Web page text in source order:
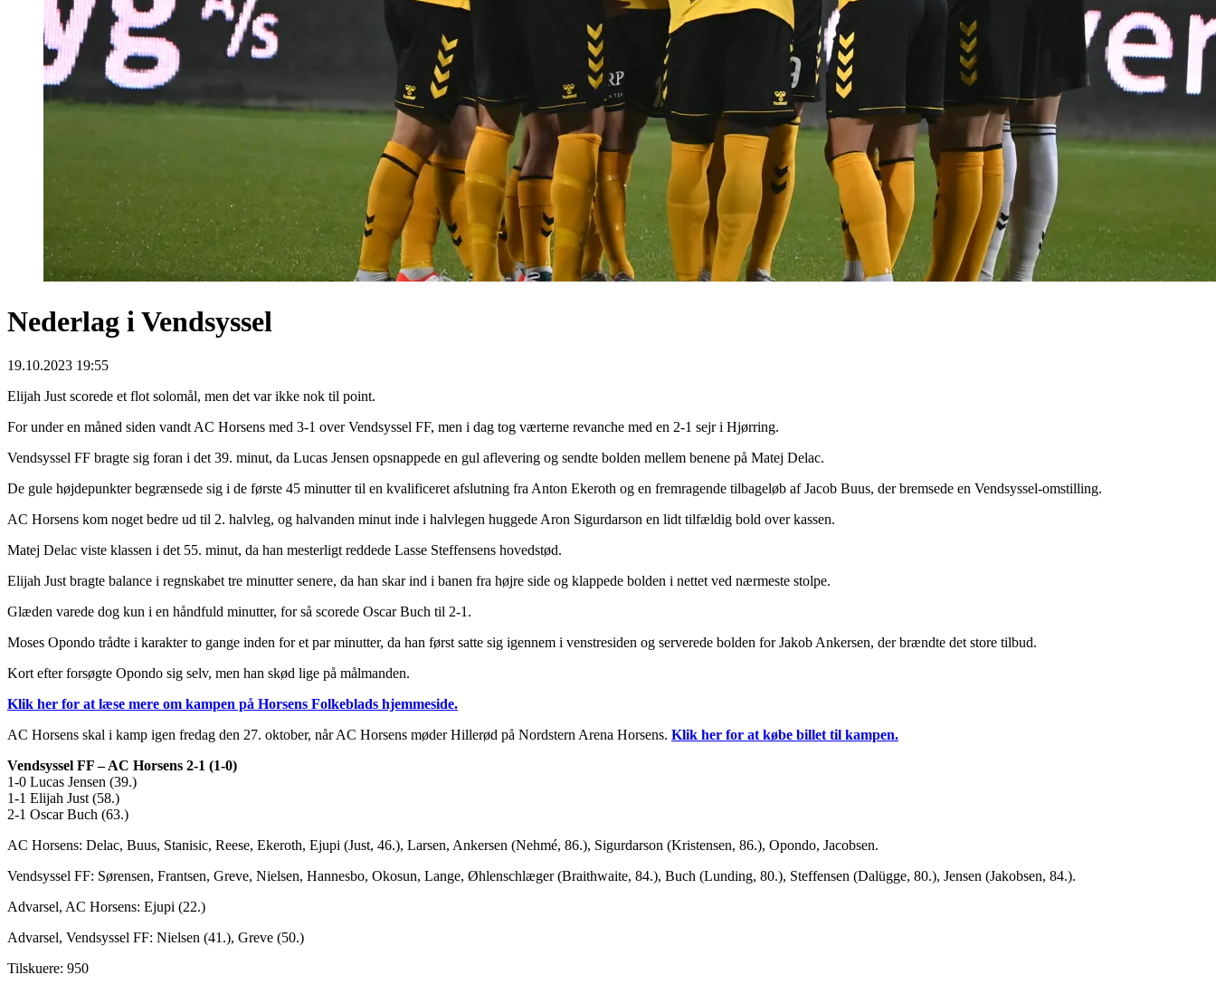
Nederlag i Vendsyssel
19.10.2023 19:55
Elijah Just scorede et flot solomål, men det var ikke nok til point.
For under en måned siden vandt AC Horsens med 3-1 over Vendsyssel FF, men i dag tog værterne revanche med en 2-1 sejr i Hjørring.
Vendsyssel FF bragte sig foran i det 39. minut, da Lucas Jensen opsnappede en gul aflevering og sendte bolden mellem benene på Matej Delac.
De gule højdepunkter begrænsede sig i de første 45 minutter til en kvalificeret afslutning fra Anton Ekeroth og en fremragende tilbageløb af Jacob Buus, der bremsede en Vendsyssel-omstilling.
AC Horsens kom noget bedre ud til 2. halvleg, og halvanden minut inde i halvlegen huggede Aron Sigurdarson en lidt tilfældig bold over kassen.
Matej Delac viste klassen i det 55. minut, da han mesterligt reddede Lasse Steffensens hovedstød.
Elijah Just bragte balance i regnskabet tre minutter senere, da han skar ind i banen fra højre side og klappede bolden i nettet ved nærmeste stolpe.
Glæden varede dog kun i en håndfuld minutter, for så scorede Oscar Buch til 2-1.
Moses Opondo trådte i karakter to gange inden for et par minutter, da han først satte sig igennem i venstresiden og serverede bolden for Jakob Ankersen, der brændte det store tilbud.
Kort efter forsøgte Opondo sig selv, men han skød lige på målmanden.
Klik her for at læse mere om kampen på Horsens Folkeblads hjemmeside.
AC Horsens skal i kamp igen fredag den 27. oktober, når AC Horsens møder Hillerød på Nordstern Arena Horsens. Klik her for at købe billet til kampen.
Vendsyssel FF – AC Horsens 2-1 (1-0)
1-0 Lucas Jensen (39.)
1-1 Elijah Just (58.)
2-1 Oscar Buch (63.)
AC Horsens: Delac, Buus, Stanisic, Reese, Ekeroth, Ejupi (Just, 46.), Larsen, Ankersen (Nehmé, 86.), Sigurdarson (Kristensen, 86.), Opondo, Jacobsen.
Vendsyssel FF: Sørensen, Frantsen, Greve, Nielsen, Hannesbo, Okosun, Lange, Øhlenschlæger (Braithwaite, 84.), Buch (Lunding, 80.), Steffensen (Dalügge, 80.), Jensen (Jakobsen, 84.).
Advarsel, AC Horsens: Ejupi (22.)
Advarsel, Vendsyssel FF: Nielsen (41.), Greve (50.)
Tilskuere: 950